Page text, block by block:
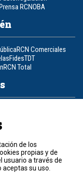
RCNOBA
RCN Comerciales
FidesTDT
RCN Total
de los
propias y de
usuario a través de
su uso.